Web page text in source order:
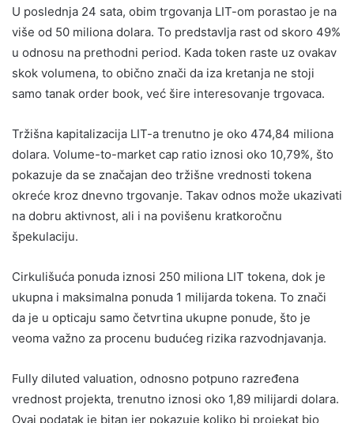
U poslednja 24 sata, obim trgovanja LIT-om porastao je na
više od 50 miliona dolara. To predstavlja rast od skoro 49%
u odnosu na prethodni period. Kada token raste uz ovakav
skok volumena, to obično znači da iza kretanja ne stoji
samo tanak order book, već šire interesovanje trgovaca.
Tržišna kapitalizacija LIT-a trenutno je oko 474,84 miliona
dolara. Volume-to-market cap ratio iznosi oko 10,79%, što
pokazuje da se značajan deo tržišne vrednosti tokena
okreće kroz dnevno trgovanje. Takav odnos može ukazivati
na dobru aktivnost, ali i na povišenu kratkoročnu
špekulaciju.
Cirkulišuća ponuda iznosi 250 miliona LIT tokena, dok je
ukupna i maksimalna ponuda 1 milijarda tokena. To znači
da je u opticaju samo četvrtina ukupne ponude, što je
veoma važno za procenu budućeg rizika razvodnjavanja.
Fully diluted valuation, odnosno potpuno razređena
vrednost projekta, trenutno iznosi oko 1,89 milijardi dolara.
Ovaj podatak je bitan jer pokazuje koliko bi projekat bio